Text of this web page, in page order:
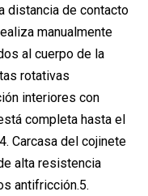
distancia de contacto
manualmente
al cuerpo de la
rotativas
interiores con
completa hasta el
Carcasa del cojinete
alta resistencia
antifricción.5.